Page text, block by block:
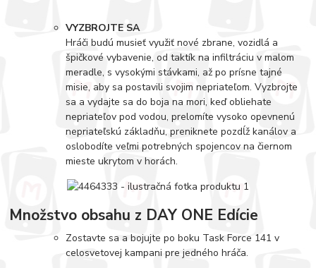
VYZBROJTE SA
Hráči budú musieť využiť nové zbrane, vozidlá a
špičkové vybavenie, od taktík na infiltráciu v malom
meradle, s vysokými stávkami, až po prísne tajné
misie, aby sa postavili svojim nepriateľom. Vyzbrojte
sa a vydajte sa do boja na mori, keď obliehate
nepriateľov pod vodou, prelomíte vysoko opevnenú
nepriateľskú základňu, preniknete pozdĺž kanálov a
oslobodíte veľmi potrebných spojencov na čiernom
mieste ukrytom v horách.
Množstvo obsahu z DAY ONE Edície
Zostavte sa a bojujte po boku Task Force 141 v
celosvetovej kampani pre jedného hráča.